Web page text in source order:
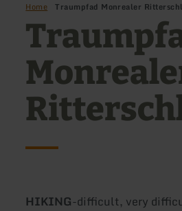
Home Traumpfad Monrealer
Type
HIKING-Difficulty:
difficult, very